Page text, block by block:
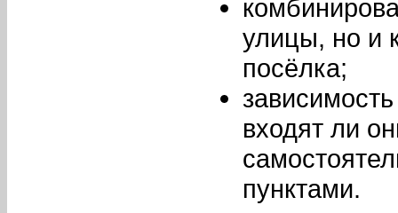
улицы, но и
посёлка;
входят ли
пунктами.